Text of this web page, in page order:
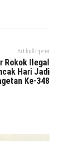
Artikulli tjetër
Rokok Ilegal
Hari Jadi
Ke-348